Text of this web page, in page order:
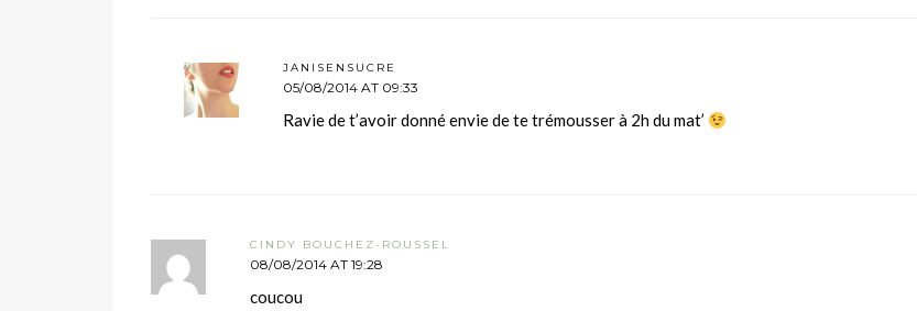
JANISENSUCRE
05/08/2014 AT 09:33
Ravie de t’avoir donné envie de te trémousser à 2h du mat’
CINDY BOUCHEZ-ROUSSEL
08/08/2014 AT 19:28
coucou